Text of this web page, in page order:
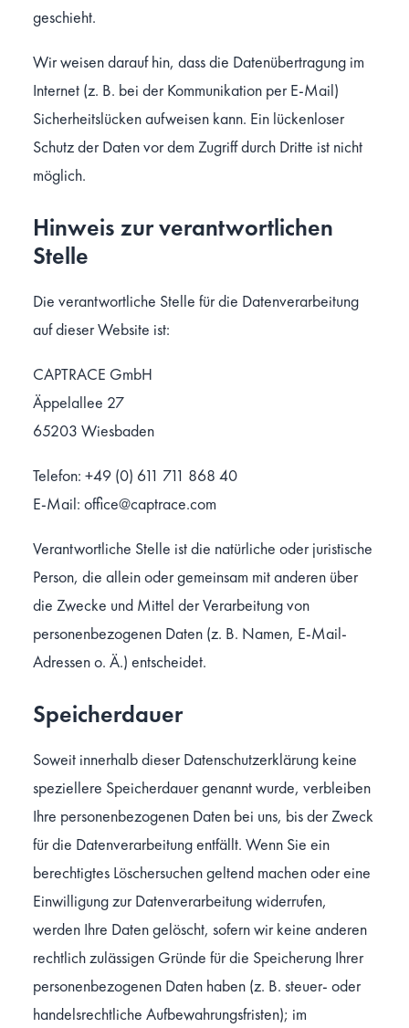
geschieht.
Wir weisen darauf hin, dass die Datenübertragung im
Internet (z. B. bei der Kommunikation per E-Mail)
Sicherheitslücken aufweisen kann. Ein lückenloser
Schutz der Daten vor dem Zugriff durch Dritte ist nicht
möglich.
Hinweis zur verantwortlichen
Stelle
Die verantwortliche Stelle für die Datenverarbeitung
auf dieser Website ist:
CAPTRACE GmbH
Äppelallee 27
65203 Wiesbaden
Telefon: +49 (0) 611 711 868 40
E-Mail: office@captrace.com
Verantwortliche Stelle ist die natürliche oder juristische
Person, die allein oder gemeinsam mit anderen über
die Zwecke und Mittel der Verarbeitung von
personenbezogenen Daten (z. B. Namen, E-Mail-
Adressen o. Ä.) entscheidet.
Speicherdauer
Soweit innerhalb dieser Datenschutzerklärung keine
speziellere Speicherdauer genannt wurde, verbleiben
Ihre personenbezogenen Daten bei uns, bis der Zweck
für die Datenverarbeitung entfällt. Wenn Sie ein
berechtigtes Löschersuchen geltend machen oder eine
Einwilligung zur Datenverarbeitung widerrufen,
werden Ihre Daten gelöscht, sofern wir keine anderen
rechtlich zulässigen Gründe für die Speicherung Ihrer
personenbezogenen Daten haben (z. B. steuer- oder
handelsrechtliche Aufbewahrungsfristen); im